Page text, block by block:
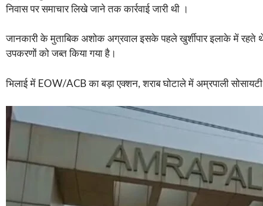
निवास पर समाचार लिखे जाने तक कार्रवाई जारी थी ।
जानकारी के मुताबिक अशोक अग्रवाल इसके पहले खुर्शीपार इलाके में रहते
उपकरणों को जब्त किया गया है।
भिलाई में EOW/ACB का बड़ा एक्शन, शराब घोटाले में अम्रपाली सोसायटी